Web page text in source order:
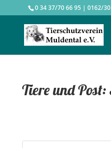
0 34 37/70 66 95 | 0162/
Tiere und